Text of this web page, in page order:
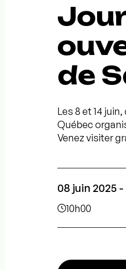
de
Les 8 et 14
Québec
Venez visiter
08 juin 2025 -
10h00